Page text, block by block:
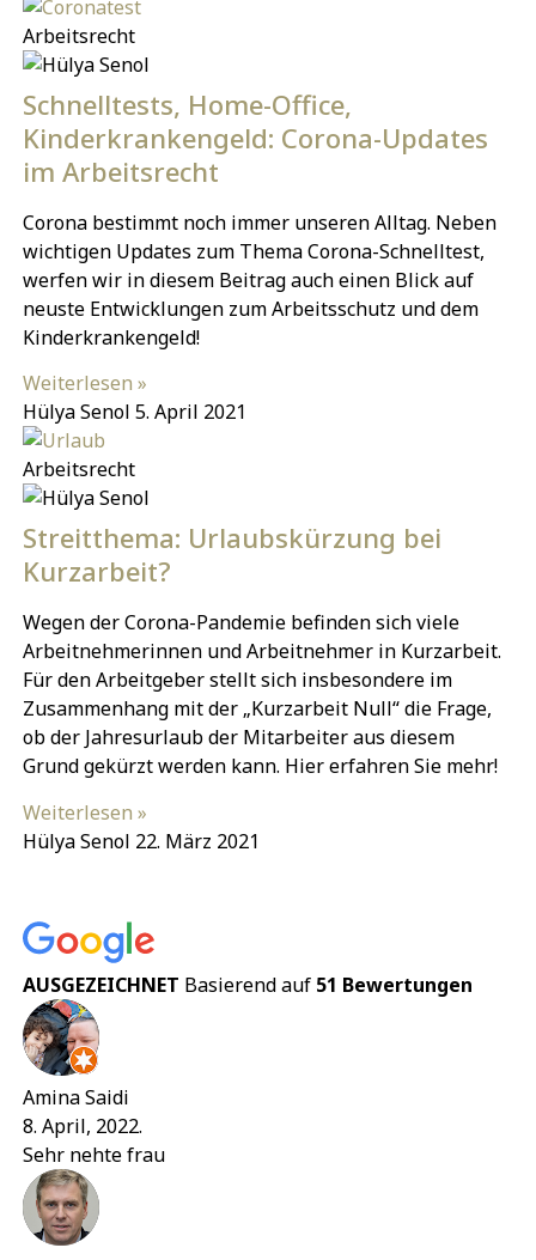
Arbeitsrecht
Schnelltests, Home-Office,
Kinderkrankengeld: Corona-Updates
im Arbeitsrecht
Corona bestimmt noch immer unseren Alltag. Neben
wichtigen Updates zum Thema Corona-Schnelltest,
werfen wir in diesem Beitrag auch einen Blick auf
neuste Entwicklungen zum Arbeitsschutz und dem
Kinderkrankengeld!
Weiterlesen »
Hülya Senol 5. April 2021
Arbeitsrecht
Streitthema: Urlaubskürzung bei
Kurzarbeit?
Wegen der Corona-Pandemie befinden sich viele
Arbeitnehmerinnen und Arbeitnehmer in Kurzarbeit.
Für den Arbeitgeber stellt sich insbesondere im
Zusammenhang mit der „Kurzarbeit Null“ die Frage,
ob der Jahresurlaub der Mitarbeiter aus diesem
Grund gekürzt werden kann. Hier erfahren Sie mehr!
Weiterlesen »
Hülya Senol 22. März 2021
AUSGEZEICHNET Basierend auf 51 Bewertungen
Amina Saidi
8. April, 2022.
Sehr nehte frau